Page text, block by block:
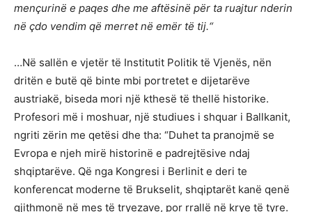
mençurinë e paqes dhe me aftësinë për ta ruajtur nderin
në çdo vendim që merret në emër të tij.“
…Në sallën e vjetër të Institutit Politik të Vjenës, nën
dritën e butë që binte mbi portretet e dijetarëve
austriakë, biseda mori një kthesë të thellë historike.
Profesori më i moshuar, një studiues i shquar i Ballkanit,
ngriti zërin me qetësi dhe tha: “Duhet ta pranojmë se
Evropa e njeh mirë historinë e padrejtësive ndaj
shqiptarëve. Që nga Kongresi i Berlinit e deri te
konferencat moderne të Brukselit, shqiptarët kanë qenë
gjithmonë në mes të tryezave, por rrallë në krye të tyre.